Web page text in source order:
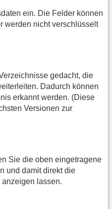
ein. Die Felder können
werden nicht verschlüsselt
gedacht, die
Dadurch können
erkannt werden. (Diese
Versionen zur
Sie die oben eingetragene
und damit direkt die
lassen.